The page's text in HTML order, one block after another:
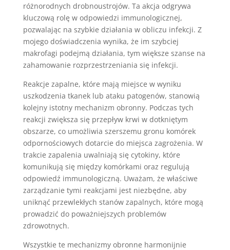
różnorodnych drobnoustrojów. Ta akcja odgrywa
kluczową rolę w odpowiedzi immunologicznej,
pozwalając na szybkie działania w obliczu infekcji. Z
mojego doświadczenia wynika, że im szybciej
makrofagi podejmą działania, tym większe szanse na
zahamowanie rozprzestrzeniania się infekcji.
Reakcje zapalne, które mają miejsce w wyniku
uszkodzenia tkanek lub ataku patogenów, stanowią
kolejny istotny mechanizm obronny. Podczas tych
reakcji zwiększa się przepływ krwi w dotkniętym
obszarze, co umożliwia szerszemu gronu komórek
odpornościowych dotarcie do miejsca zagrożenia. W
trakcie zapalenia uwalniają się cytokiny, które
komunikują się między komórkami oraz regulują
odpowiedź immunologiczną. Uważam, że właściwe
zarządzanie tymi reakcjami jest niezbędne, aby
uniknąć przewlekłych stanów zapalnych, które mogą
prowadzić do poważniejszych problemów
zdrowotnych.
Wszystkie te mechanizmy obronne harmonijnie